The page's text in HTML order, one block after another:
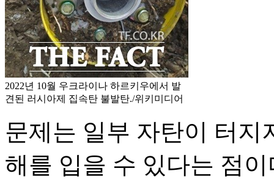
2022년 10월 우크라이나 하르키우에서 발
견된 러시아제 집속탄 불발탄./위키미디어
문제는 일부 자탄이 터지
해를 입을 수 있다는 점이